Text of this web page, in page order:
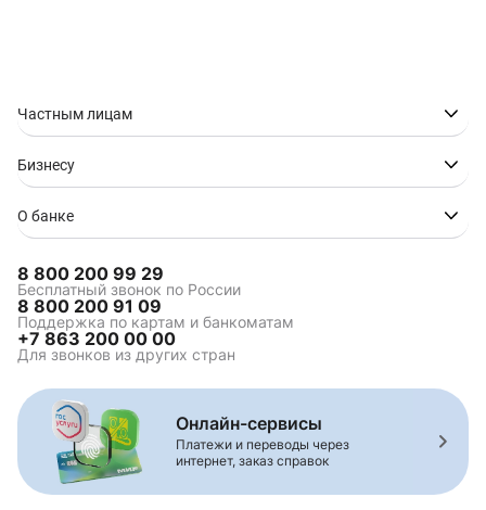
Частным лицам
Бизнесу
О банке
8 800 200 99 29
Бесплатный звонок по России
8 800 200 91 09
Поддержка по картам и банкоматам
+7 863 200 00 00
Для звонков из других стран
Онлайн-сервисы
Платежи и переводы через
интернет, заказ справок